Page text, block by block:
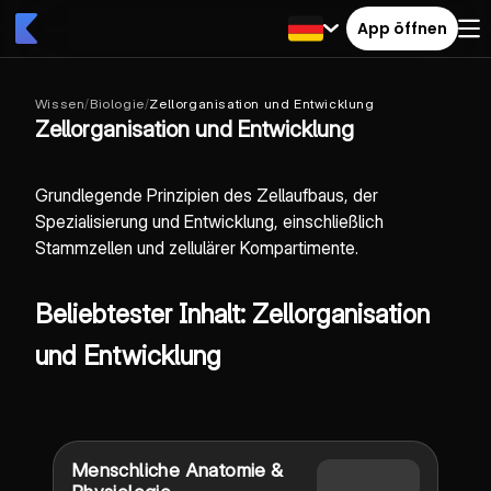
App öffnen
Wissen/Biologie/Zellorganisation und Entwicklung
Zellorganisation und Entwicklung
Grundlegende Prinzipien des Zellaufbaus, der
Spezialisierung und Entwicklung, einschließlich
Stammzellen und zellulärer Kompartimente.
Beliebtester Inhalt: Zellorganisation
und Entwicklung
Menschliche Anatomie &